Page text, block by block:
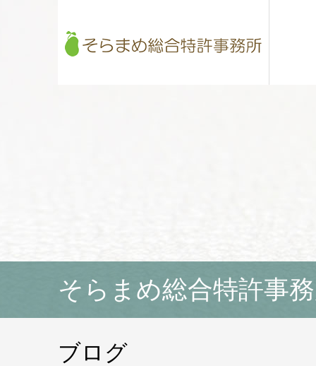
そらまめ総合特許事
ブログ